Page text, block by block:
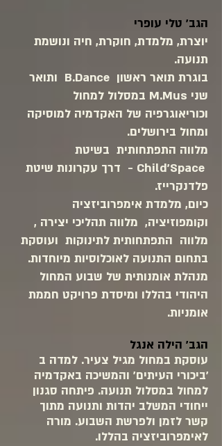
הגב' טלי עופרי
יוצרת, מלמדת, חוקרת, חיה ונושמת
תנועה.
בוגרת תואר ראשון B.Dance ותואר
שני M.Mus במסלול למחול
וכוריאוגרפיה של האקדמיה למוסיקה
ומחול בירושלים.
מלווה התפתחותית בשיטת
Child'Space - דרך עקרונות שיטת
פלדנקרייז.
כיום, מלמדת אימפרוביזציה
וקומפוזיציה, מלווה תהליכי יצירה ,
מלווה התפתחותית לתינוקות ועוסקת
בתחום התנועה לאוכלוסיות מיוחדות.
מנהלת אומנותית של שבוע המחול
היהודי בהללו ומיסדת פרויקט חממת
אומניות.
הגב' הילה אנגל
עוסקת במחול מגיל צעיר. למדה ב
'ביכורי העיתים' והמשיכה באקדמיה
למחול במסלול תנועה. פיתחה סגנון
ייחודי המשלב יהדות ותנועה מתוך
קשר לזמן ולפרשת השבוע. מורה
לאימפרוביזציה בהללו.